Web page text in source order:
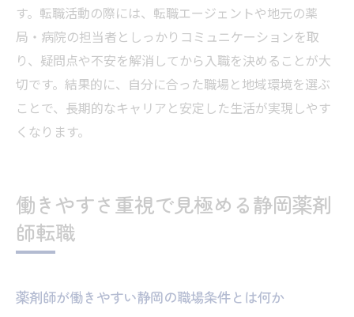
す。転職活動の際には、転職エージェントや地元の薬
局・病院の担当者としっかりコミュニケーションを取
り、疑問点や不安を解消してから入職を決めることが大
切です。結果的に、自分に合った職場と地域環境を選ぶ
ことで、長期的なキャリアと安定した生活が実現しやす
くなります。
働きやすさ重視で見極める静岡薬剤
師転職
薬剤師が働きやすい静岡の職場条件とは何か